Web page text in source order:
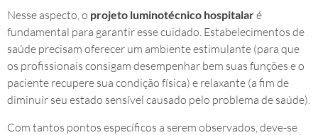
Nesse aspecto, o projeto luminotécnico hospitalaré
fundamental para garantir esse cuidado. Estabelecimentos de
saúde precisam oferecer um ambiente estimulante (para que
os profissionais consigam desempenhar bem suas funções e o
paciente recupere sua condição física) e relaxante (a fim de
diminuir seu estado sensível causado pelo problema de saúde).
Com tantos pontos específicos a serem observados, deve-se